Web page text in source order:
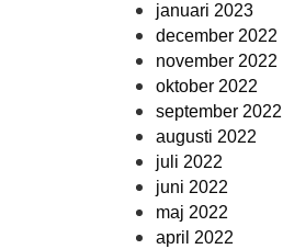
januari 2023
december 2022
november 2022
oktober 2022
september 2022
augusti 2022
juli 2022
juni 2022
maj 2022
april 2022